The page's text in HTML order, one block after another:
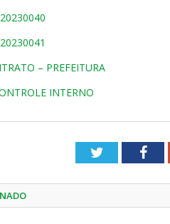
– PREFEITURA
INTERNO
Twitter